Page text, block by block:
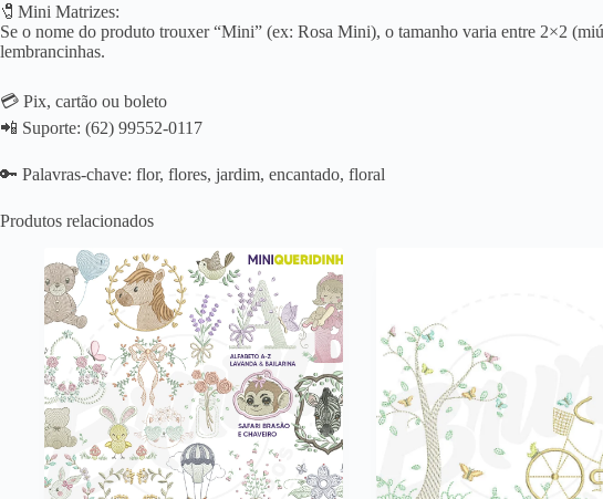
🧷Mini Matrizes:
Se o nome do produto trouxer “Mini” (ex: Rosa Mini), o tamanho varia entre 2×2
lembrancinhas.
💳 Pix, cartão ou boleto
📲 Suporte: (62) 99552-0117
🔑 Palavras-chave: flor, flores, jardim, encantado, floral
Produtos relacionados